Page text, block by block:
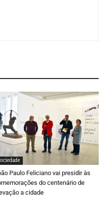
Paulo Feliciano vai presidir às
do centenário de
a cidade